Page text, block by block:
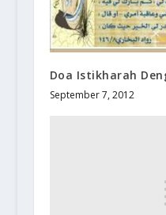
Doa Istikharah
September 7, 2012